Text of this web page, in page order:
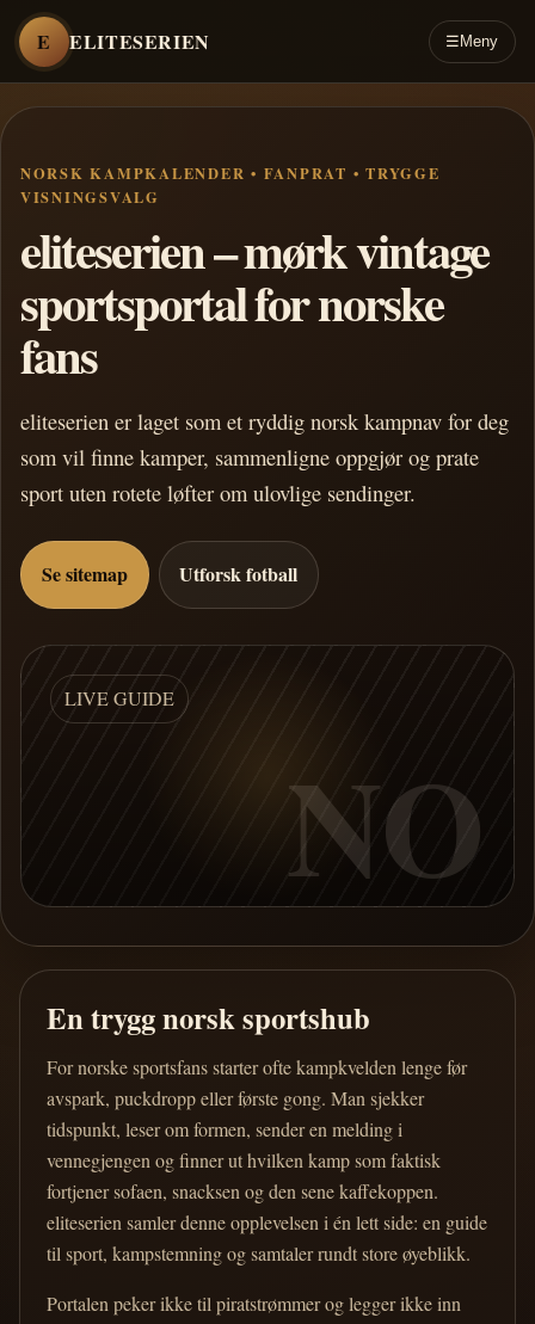
E ELITESERIEN ☰ Meny
NORSK KAMPKALENDER • FANPRAT • TRYGGE
VISNINGSVALG
eliteserien – mørk vintage
sportsportal for norske
fans
eliteserien er laget som et ryddig norsk kampnav for deg
som vil finne kamper, sammenligne oppgjør og prate
sport uten rotete løfter om ulovlige sendinger.
Se sitemap Utforsk fotball
LIVE GUIDE
NO
En trygg norsk sportshub
For norske sportsfans starter ofte kampkvelden lenge før
avspark, puckdropp eller første gong. Man sjekker
tidspunkt, leser om formen, sender en melding i
vennegjengen og finner ut hvilken kamp som faktisk
fortjener sofaen, snacksen og den sene kaffekoppen.
eliteserien samler denne opplevelsen i én lett side: en guide
til sport, kampstemning og samtaler rundt store øyeblikk.
Portalen peker ikke til piratstrømmer og legger ikke inn